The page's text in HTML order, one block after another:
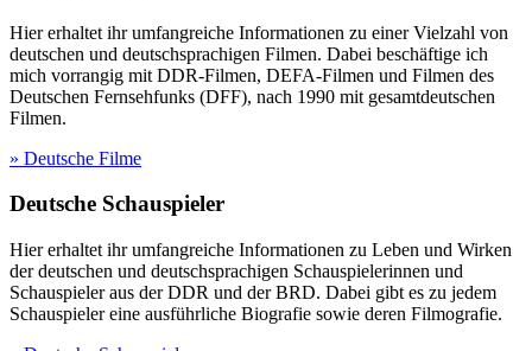
Hier erhaltet ihr umfangreiche Informationen zu einer Vielzahl von
deutschen und deutschsprachigen Filmen. Dabei beschäftige ich
mich vorrangig mit DDR-Filmen, DEFA-Filmen und Filmen des
Deutschen Fernsehfunks (DFF), nach 1990 mit gesamtdeutschen
Filmen.
» Deutsche Filme
Deutsche Schauspieler
Hier erhaltet ihr umfangreiche Informationen zu Leben und Wirken
der deutschen und deutschsprachigen Schauspielerinnen und
Schauspieler aus der DDR und der BRD. Dabei gibt es zu jedem
Schauspieler eine ausführliche Biografie sowie deren Filmografie.